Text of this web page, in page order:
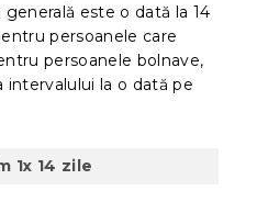
este o dată la 14
persoanele care
persoanele bolnave,
intervalului la o dată pe
1x 14 zile